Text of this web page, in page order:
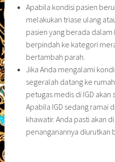
Apabila kondisi pasien
melakukan triase ulang
pasien yang berada dalam
berpindah ke kategori
bertambah parah.
Jika Anda mengalami
segeralah datang ke
petugas medis di IGD akan
Apabila IGD sedang ramai
khawatir. Anda pasti akan
penanganannya diurutkan